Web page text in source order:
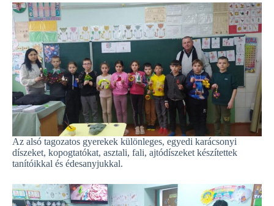
Az alsó tagozatos gyerekek különleges, egyedi karácsonyi
díszeket, kopogtatókat, asztali, fali, ajtódíszeket készítettek
tanítóikkal és édesanyjukkal.